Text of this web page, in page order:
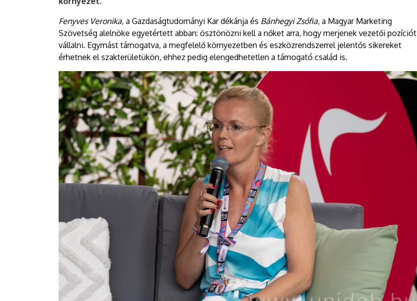
Fenyves Veronika, a Gazdaságtudományi Kar dékánja és Bánhegyi Zsófia, a Magyar Marketing
Szövetség alelnöke egyetértett abban: ösztönözni kell a nőket arra, hogy merjenek vezetői pozíciót
vállalni. Egymást támogatva, a megfelelő környezetben és eszközrendszerrel jelentős sikereket
érhetnek el szakterületükön, ehhez pedig elengedhetetlen a támogató család is.